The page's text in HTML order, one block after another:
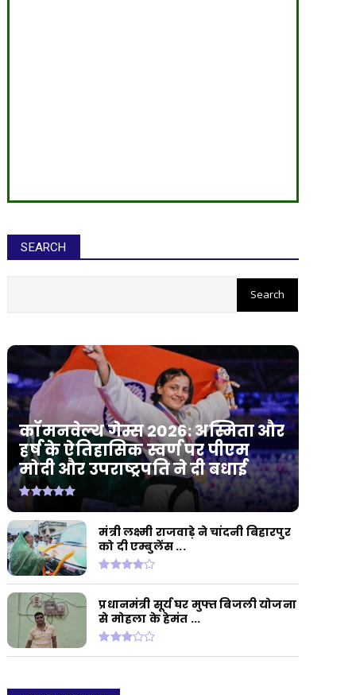
SEARCH
कॉमनवेल्थ गेम्स 2026: अस्मिता और
हर्ष के ऐतिहासिक स्वर्ण पर पीएम
मोदी और उपराष्ट्रपति ने दी बधाई
मंत्री लक्ष्मी राजवाड़े ने चांदनी बिहारपुर
को दी एम्बुलेंस ...
प्रधानमंत्री सूर्य घर मुफ्त बिजली योजना
से मोहला के हेमंत ...